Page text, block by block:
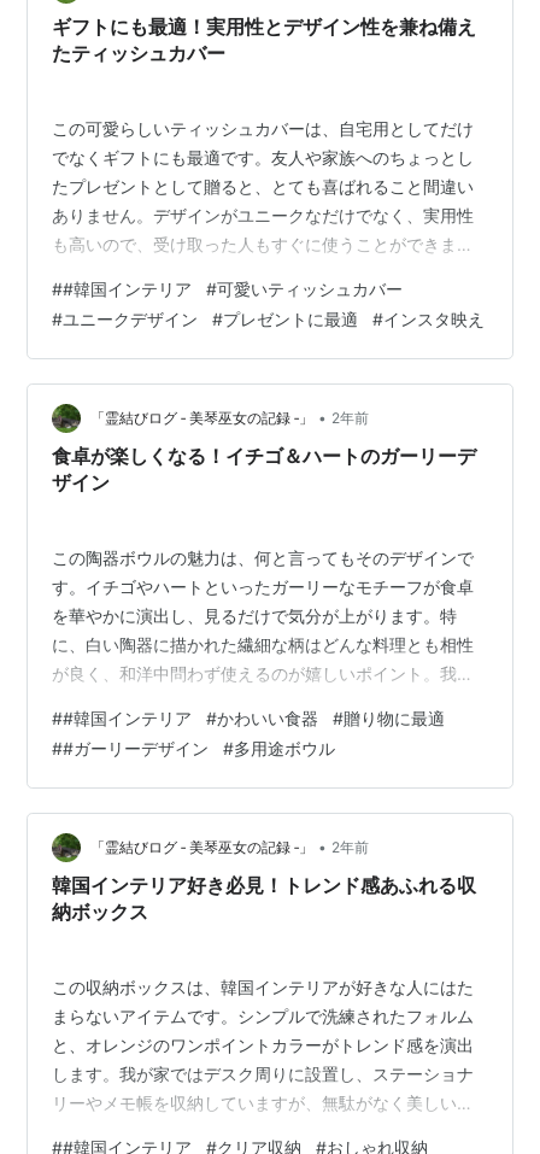
ギフトにも最適！実用性とデザイン性を兼ね備え
たティッシュカバー
この可愛らしいティッシュカバーは、自宅用としてだけ
でなくギフトにも最適です。友人や家族へのちょっとし
たプレゼントとして贈ると、とても喜ばれること間違い
ありません。デザインがユニークなだけでなく、実用性
も高いので、受け取った人もすぐに使うことができま
代に人気があり、韓国雑貨が好きな方には特におすすめ
です。私も引越し祝いとして友人に贈りましたが、「部
屋がおしゃれになった！」と大好評でした。価格も手頃
なので、気軽に贈れる点も魅力的です。 【送料無料】イ
ンテリア おしゃれ 可愛い 置物 ティッシュカバー パン ペ
ーパーボックス 食パン ティッシュボッ…
##韓国インテリア #可愛いティッシュカバー
#ユニークデザイン #プレゼントに最適 #インスタ映え
「霊結びログ ‐ 美琴巫女の記録 ‐」 • 2年前
食卓が楽しくなる！イチゴ＆ハートのガーリーデ
ザイン
この陶器ボウルの魅力は、何と言ってもそのデザインで
す。イチゴやハートといったガーリーなモチーフが食卓
を華やかに演出し、見るだけで気分が上がります。特
に、白い陶器に描かれた繊細な柄はどんな料理とも相性
が良く、和洋中問わず使えるのが嬉しいポイント。我が
に使用しています。 さらに、このデザインは写真映えす
るので、料理の写真をSNSに投稿するときにも最適で
す。友人たちから「このお皿、どこで買ったの？」と尋
ねられることが増え、ちょっとした自慢のアイテムにな
りました。デザインにこだわりながらも、しっかりと使
いやすいこのボウルは、韓国インテリアや雑貨が好き
な…
##韓国インテリア #かわいい食器 #贈り物に最適
##ガーリーデザイン #多用途ボウル
「霊結びログ ‐ 美琴巫女の記録 ‐」 • 2年前
韓国インテリア好き必見！トレンド感あふれる収
納ボックス
この収納ボックスは、韓国インテリアが好きな人にはた
まらないアイテムです。シンプルで洗練されたフォルム
と、オレンジのワンポイントカラーがトレンド感を演出
します。我が家ではデスク周りに設置し、ステーショナ
リーやメモ帳を収納していますが、無駄がなく美しいデ
##韓国インテリア #クリア収納 #おしゃれ収納